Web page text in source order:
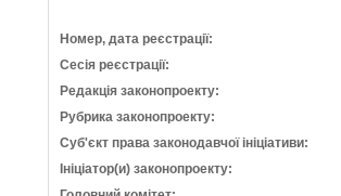
Номер, дата реєстрації:
Сесія реєстрації:
Редакція законопроекту:
Рубрика законопроекту:
Суб'єкт права законодавчої ініціативи:
Ініціатор(и) законопроекту: